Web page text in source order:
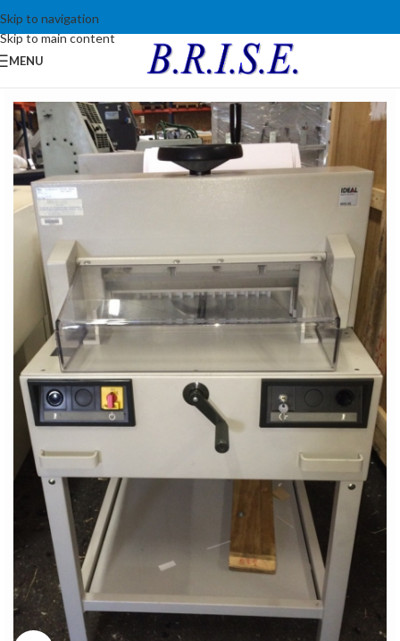
Skip to navigation
Skip to main content
MENU